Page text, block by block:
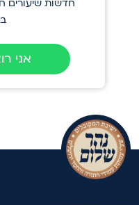
חדשות שיעורים
אני